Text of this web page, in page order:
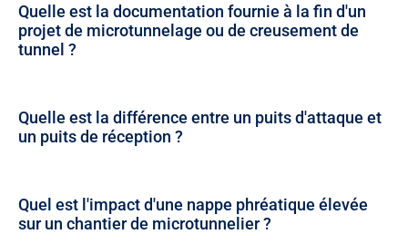
Quelle est la documentation fournie à la fin d'un
projet de microtunnelage ou de creusement de
tunnel ?
Quelle est la différence entre un puits d'attaque et
un puits de réception ?
Quel est l'impact d'une nappe phréatique élevée
sur un chantier de microtunnelier ?